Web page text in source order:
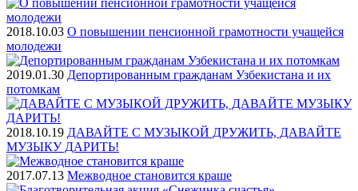
2018.10.03 О повышении пенсионной грамотности учащейся
молодежи
2019.01.30 Депортированным гражданам Узбекистана и их
потомкам
2018.10.19 ДАВАЙТЕ С МУЗЫКОЙ ДРУЖИТЬ, ДАВАЙТЕ
МУЗЫКУ ДАРИТЬ!
2017.07.13 Межводное становится краше